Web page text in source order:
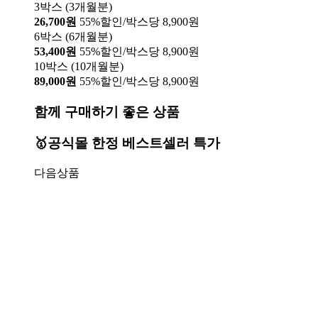
3박스 (3개월분)
26,700원 55%할인/박스당 8,900원
6박스 (6개월분)
53,400원 55%할인/박스당 8,900원
10박스 (10개월분)
89,000원 55%할인/박스당 8,900원
함께 구매하기 좋은 상품
🥇공식몰 한정 베스트셀러 특가
다음상품